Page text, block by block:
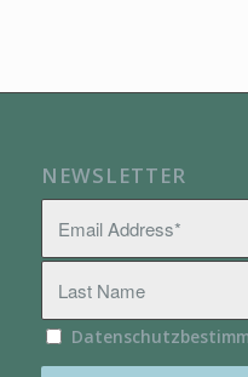
NEWSLETTER